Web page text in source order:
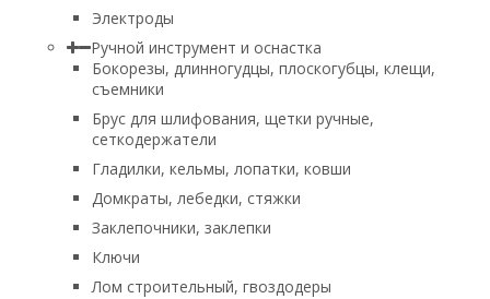
Электроды
Ручной инструмент и оснастка
Бокорезы, длинногудцы, плоскогубцы, клещи,
съемники
Брус для шлифования, щетки ручные,
сеткодержатели
Гладилки, кельмы, лопатки, ковши
Домкраты, лебедки, стяжки
Заклепочники, заклепки
Ключи
Лом строительный, гвоздодеры